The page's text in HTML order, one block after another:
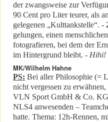
der zwangsweise zur
90 Cent pro Liter teurer, als
gelegenen „Kulttankstelle“. -
gelungen, einen
fotografieren, bei dem der
im Hintergrund bleibt. - Hihi!
MK/Wilhelm Hahne
PS: Bei aller Philosophie (=
nicht vergessen zu
VLN Sport GmbH & Co.
NLS4 anwesenden –
hatte. Thema: 12h-Rennen,